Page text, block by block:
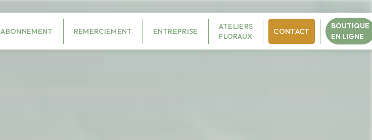
ABONNEMENT REMERCIEMENT ENTREPRISE
ATELIERS
FLORAUX
CONTACT
BOUTIQUE
EN LIGNE